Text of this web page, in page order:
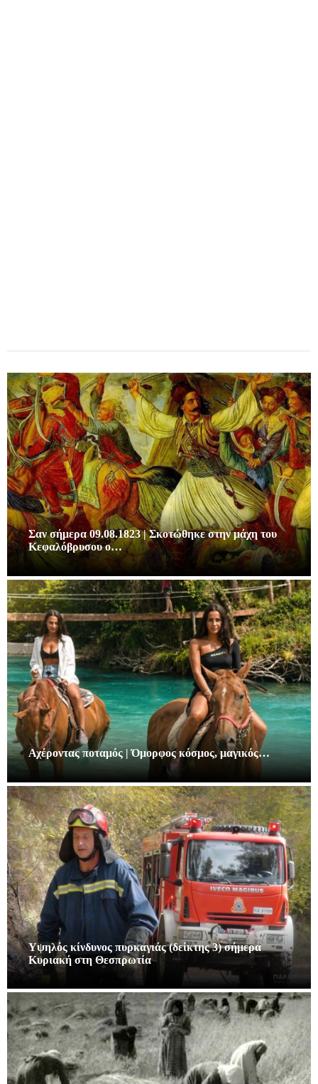
Σαν σήμερα 09.08.1823 | Σκοτώθηκε στην μάχη του
Κεφαλόβρυσου ο…
Αχέροντας ποταμός | Όμορφος κόσμος, μαγικός…
Υψηλός κίνδυνος πυρκαγιάς (δείκτης 3) σήμερα
Κυριακή στη Θεσπρωτία